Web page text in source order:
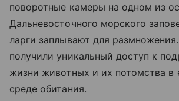
поворотные камеры на одном из
Дальневосточного морского
ларги заплывают для
получили уникальный доступ к
жизни животных и их потомства в
среде обитания.